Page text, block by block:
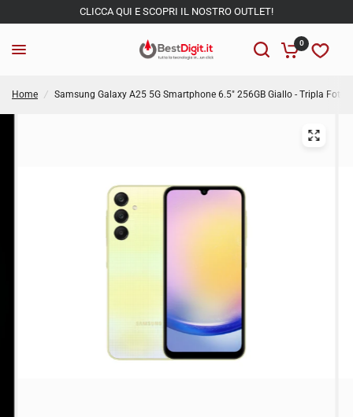
CLICCA QUI E SCOPRI IL NOSTRO OUTLET!
0
Home / Samsung Galaxy A25 5G Smartphone 6.5" 256GB Giallo - Tripla